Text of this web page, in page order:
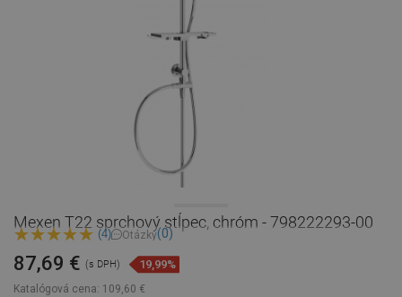
Mexen T22 sprchový stĺpec, chróm - 798222293-00
(4) Otázky(0)
Katalógová cena: 109,60 €
87,69 € (s DPH) 19,99%